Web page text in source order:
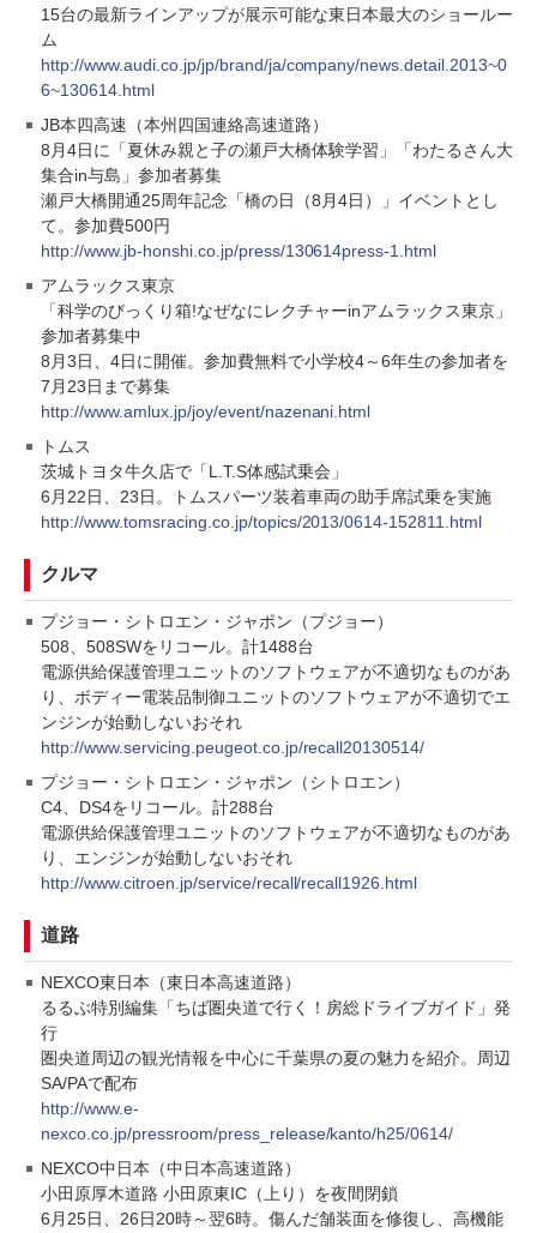
15台の最新ラインアップが展示可能な東日本最大のショールー
ム
http://www.audi.co.jp/jp/brand/ja/company/news.detail.2013~0
6~130614.html
JB本四高速（本州四国連絡高速道路）
8月4日に「夏休み親と子の瀬戸大橋体験学習」「わたるさん大
集合in与島」参加者募集
瀬戸大橋開通25周年記念「橋の日（8月4日）」イベントとし
て。参加費500円
http://www.jb-honshi.co.jp/press/130614press-1.html
アムラックス東京
「科学のびっくり箱!なぜなにレクチャーinアムラックス東京」
参加者募集中
8月3日、4日に開催。参加費無料で小学校4～6年生の参加者を
7月23日まで募集
http://www.amlux.jp/joy/event/nazenani.html
トムス
茨城トヨタ牛久店で「L.T.S体感試乗会」
6月22日、23日。トムスパーツ装着車両の助手席試乗を実施
http://www.tomsracing.co.jp/topics/2013/0614-152811.html
クルマ
プジョー・シトロエン・ジャポン（プジョー）
508、508SWをリコール。計1488台
電源供給保護管理ユニットのソフトウェアが不適切なものがあ
り、ボディー電装品制御ユニットのソフトウェアが不適切でエ
ンジンが始動しないおそれ
http://www.servicing.peugeot.co.jp/recall20130514/
プジョー・シトロエン・ジャポン（シトロエン）
C4、DS4をリコール。計288台
電源供給保護管理ユニットのソフトウェアが不適切なものがあ
り、エンジンが始動しないおそれ
http://www.citroen.jp/service/recall/recall1926.html
道路
NEXCO東日本（東日本高速道路）
るるぶ特別編集「ちば圏央道で行く！房総ドライブガイド」発
行
圏央道周辺の観光情報を中心に千葉県の夏の魅力を紹介。周辺
SA/PAで配布
http://www.e-
nexco.co.jp/pressroom/press_release/kanto/h25/0614/
NEXCO中日本（中日本高速道路）
小田原厚木道路 小田原東IC（上り）を夜間閉鎖
6月25日、26日20時～翌6時。傷んだ舗装面を修復し、高機能